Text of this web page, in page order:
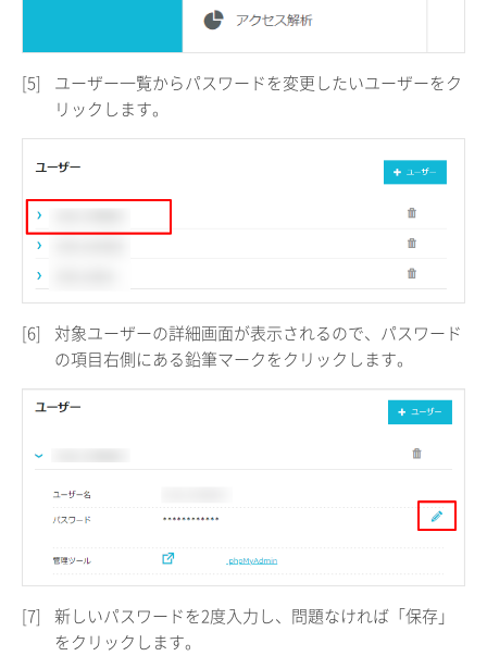
[5]
ユーザー一覧からパスワードを変更したいユーザーをク
リックします。
[6]
対象ユーザーの詳細画面が表示されるので、パスワード
の項目右側にある鉛筆マークをクリックします。
[7]
新しいパスワードを2度入力し、問題なければ「保存」
をクリックします。